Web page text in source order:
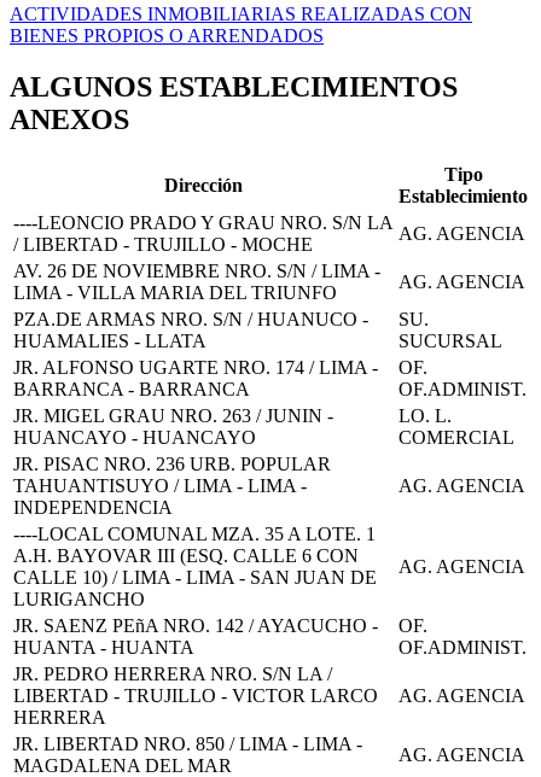
ACTIVIDADES INMOBILIARIAS REALIZADAS CON
BIENES PROPIOS O ARRENDADOS
ALGUNOS ESTABLECIMIENTOS
ANEXOS
Dirección
Tipo
Establecimiento
----LEONCIO PRADO Y GRAU NRO. S/N LA
/ LIBERTAD - TRUJILLO - MOCHE
AG. AGENCIA
AV. 26 DE NOVIEMBRE NRO. S/N / LIMA -
LIMA - VILLA MARIA DEL TRIUNFO
AG. AGENCIA
PZA.DE ARMAS NRO. S/N / HUANUCO -
HUAMALIES - LLATA
SU.
SUCURSAL
JR. ALFONSO UGARTE NRO. 174 / LIMA -
BARRANCA - BARRANCA
OF.
OF.ADMINIST.
JR. MIGEL GRAU NRO. 263 / JUNIN -
HUANCAYO - HUANCAYO
LO. L.
COMERCIAL
JR. PISAC NRO. 236 URB. POPULAR
TAHUANTISUYO / LIMA - LIMA -
INDEPENDENCIA
AG. AGENCIA
----LOCAL COMUNAL MZA. 35 A LOTE. 1
A.H. BAYOVAR III (ESQ. CALLE 6 CON
CALLE 10) / LIMA - LIMA - SAN JUAN DE
LURIGANCHO
AG. AGENCIA
JR. SAENZ PEñA NRO. 142 / AYACUCHO -
HUANTA - HUANTA
OF.
OF.ADMINIST.
JR. PEDRO HERRERA NRO. S/N LA /
LIBERTAD - TRUJILLO - VICTOR LARCO
HERRERA
AG. AGENCIA
JR. LIBERTAD NRO. 850 / LIMA - LIMA -
MAGDALENA DEL MAR
AG. AGENCIA